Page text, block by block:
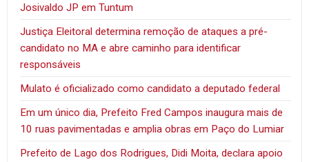
Josivaldo JP em Tuntum
Justiça Eleitoral determina remoção de ataques a pré-
candidato no MA e abre caminho para identificar
responsáveis
Mulato é oficializado como candidato a deputado federal
Em um único dia, Prefeito Fred Campos inaugura mais de
10 ruas pavimentadas e amplia obras em Paço do Lumiar
Prefeito de Lago dos Rodrigues, Didi Moita, declara apoio